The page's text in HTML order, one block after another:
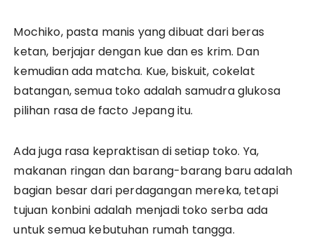
Mochiko, pasta manis yang dibuat dari beras
ketan, berjajar dengan kue dan es krim. Dan
kemudian ada matcha. Kue, biskuit, cokelat
batangan, semua toko adalah samudra glukosa
pilihan rasa de facto Jepang itu.
Ada juga rasa kepraktisan di setiap toko. Ya,
makanan ringan dan barang-barang baru adalah
bagian besar dari perdagangan mereka, tetapi
tujuan konbini adalah menjadi toko serba ada
untuk semua kebutuhan rumah tangga.